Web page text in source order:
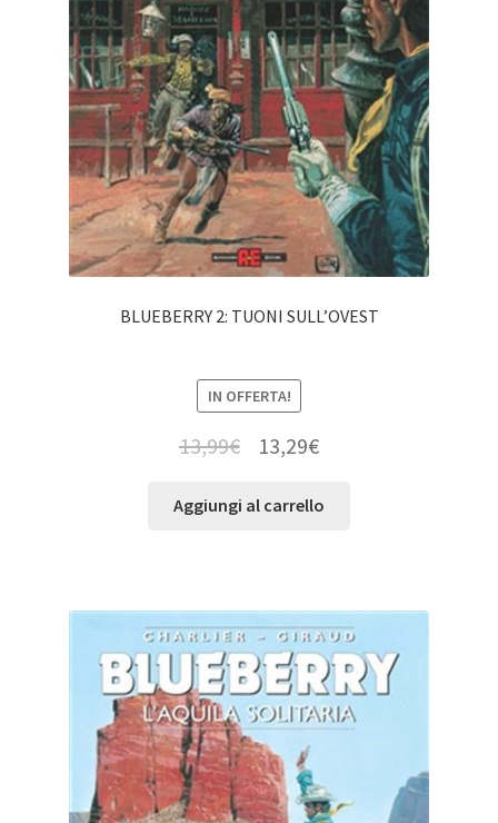
BLUEBERRY 2: TUONI SULL’OVEST
IN OFFERTA!
13,99€ 13,29€
Aggiungi al carrello